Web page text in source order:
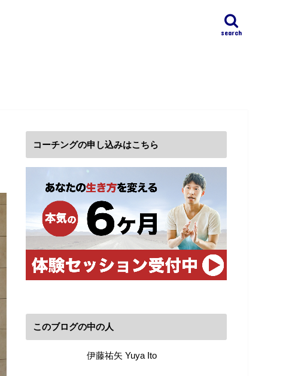
search
コーチングの申し込みはこちら
このブログの中の人
伊藤祐矢 Yuya Ito